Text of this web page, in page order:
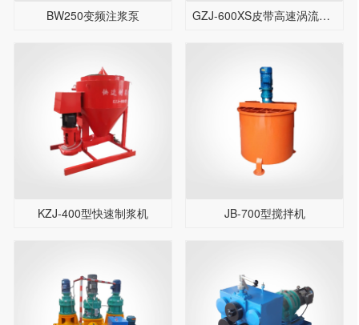
BW250变频注浆泵 GZJ-600XS皮带高速涡流制浆机
KZJ-400型快速制浆机 JB-700型搅拌机